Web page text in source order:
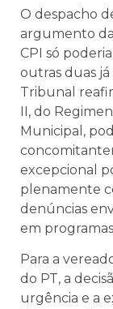
O despacho
argumento
CPI só
outras duas
Tribunal
II, do
Municipal,
excepcional
plenamente
denúncias
em
Para a
do PT, a
urgência e a